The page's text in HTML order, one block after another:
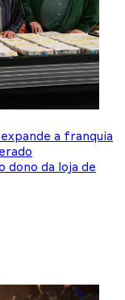
a franquia
dono da loja de